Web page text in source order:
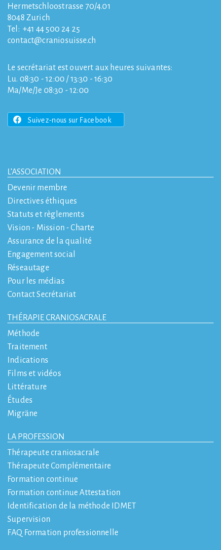
Hermetschloostrasse 70/4.01
8048 Zurich
Tel: +41 44 500 24 25
contact
craniosuisse.ch
Le secrétariat est ouvert aux heures suivantes:
Lu. 08:30 - 12:00 / 13:30 - 16:30
Ma/Me/Je 08:30 - 12:00
Suivez-nous sur Facebook
L’ASSOCIATION
Devenir membre
Directives éthiques
Statuts et règlements
Vision - Mission - Charte
Assurance de la qualité
Engagement social
Réseautage
Pour les médias
Contact Secrétariat
THÉRAPIE CRANIOSACRALE
Méthode
Traitement
Indications
Films et vidéos
Littérature
Études
Migräne
LA PROFESSION
Thérapeute craniosacrale
Thérapeute Complémentaire
Formation continue
Formation continue Attestation
Identification de la méthode IDMET
Supervision
FAQ Formation professionnelle